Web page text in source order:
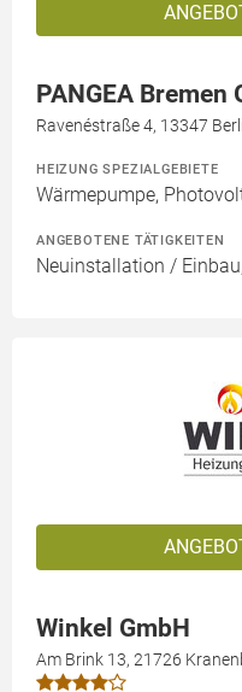
PANGEA Bremen
Ravenéstraße 4, 13347
HEIZUNG SPEZIALGEBIETE
Wärmepumpe,
ANGEBOTENE TÄTIGKEITEN
Neuinstallation /
Winkel GmbH
Am Brink 13, 21726